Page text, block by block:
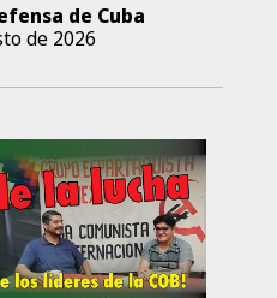
de Cuba
de 2026